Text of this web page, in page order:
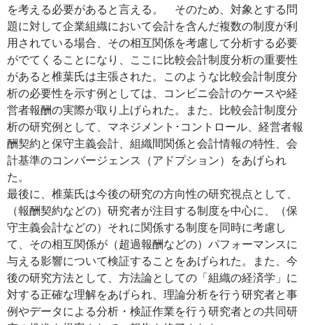
を考える必要があると言える。 そのため、対象とする問
題に対して企業組織において会計を含んだ複数の制度が利
用されている場合、その相互関係を考慮して分析する必要
がでてくることになり、ここに比較会計制度分析の重要性
があると椎葉氏は主張された。このような比較会計制度分
析の必要性を示す例としては、コンビニ会計のケースや経
営者報酬の実際が取り上げられた。また、比較会計制度分
析の研究例として、マネジメント･コントロール、経営者報
酬契約と保守主義会計、組織間関係と会計情報の特性、会
計基準のコンバージェンス（アドプション）をあげられ
た。
最後に、椎葉氏は今後の研究の方向性の研究視点として、
（報酬契約などの）研究者が注目する制度を中心に、（保
守主義会計などの）それに関係する制度を同時に考慮し
て、その相互関係が（超過報酬などの）パフォーマンスに
与える影響について検証することをあげられた。また、今
後の研究方法として、方法論としての「組織の経済学」に
対する正確な理解をあげられ、理論分析を行う研究者と事
例やデータによる分析・検証作業を行う研究者との共同研